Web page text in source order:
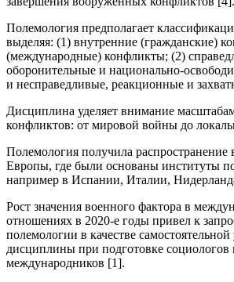
Полемология предполагает
выделяя: (1) внутренние (гражданские)
(международные) конфликты; (2)
оборонительные и национально-
и несправедливые, реакционные и
Дисциплина уделяет внимание
конфликтов: от мировой войны до
Полемология получила распространение
Европы, где были основаны институты
например в Испании, Италии,
Рост значения военного фактора в
отношениях в 2020-е годы привел к
полемологии в качестве
дисциплины при подготовке социологов
международников [1].